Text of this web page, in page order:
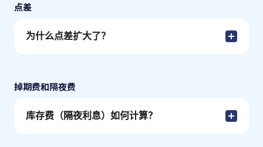
点差
为什么点差扩大了？
掉期费和隔夜费
库存费（隔夜利息）如何计算？